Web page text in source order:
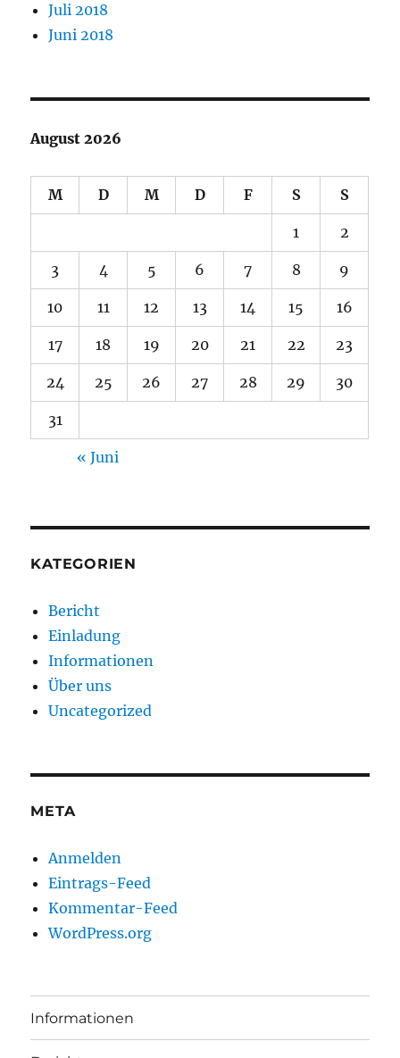
Juli 2018
Juni 2018
August 2026
M D M D F S S
1 2
3 4 5 6 7 8 9
10 11 12 13 14 15 16
17 18 19 20 21 22 23
24 25 26 27 28 29 30
31
« Juni
KATEGORIEN
Bericht
Einladung
Informationen
Über uns
Uncategorized
META
Anmelden
Eintrags-Feed
Kommentar-Feed
WordPress.org
Informationen